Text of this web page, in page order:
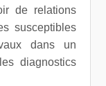
de relations
susceptibles
dans un
diagnostics